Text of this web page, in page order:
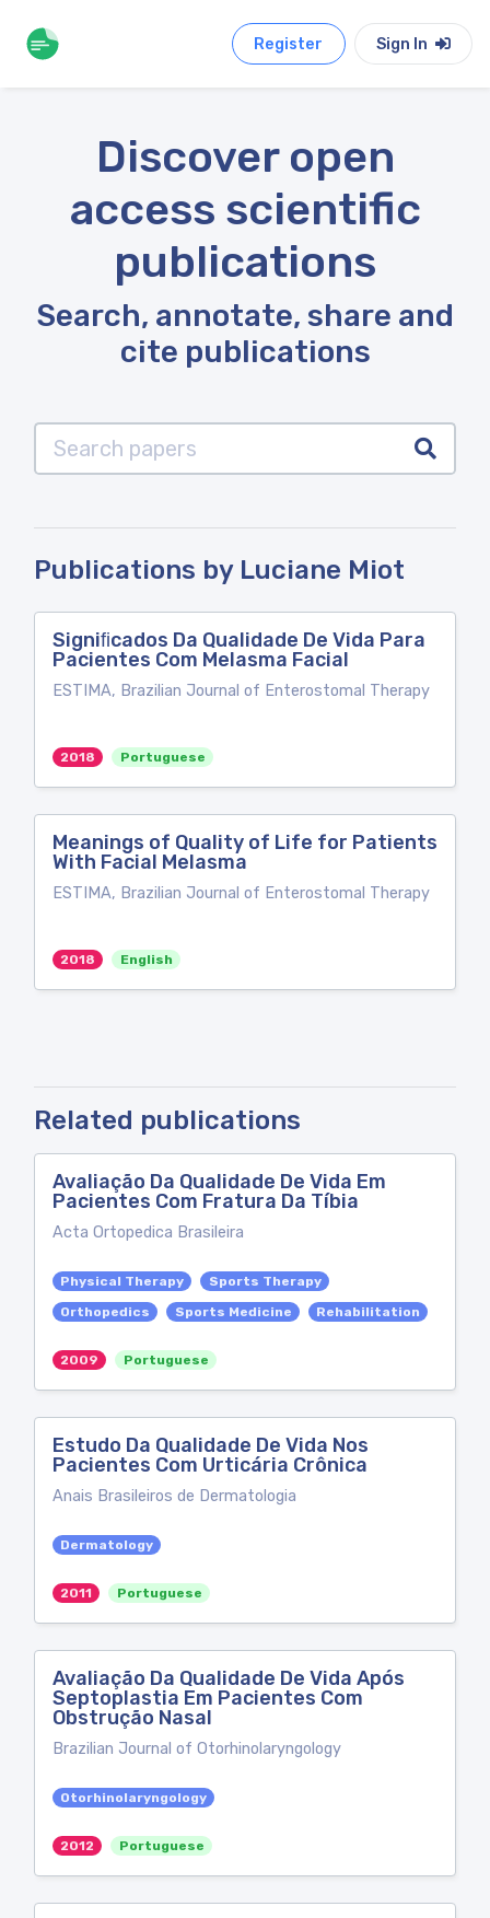
Register Sign In
Discover open
access scientific
publications
Search, annotate, share and
cite publications
Publications by Luciane Miot
Signiﬁcados Da Qualidade De Vida Para
Pacientes Com Melasma Facial
ESTIMA, Brazilian Journal of Enterostomal Therapy
2018 Portuguese
Meanings of Quality of Life for Patients
With Facial Melasma
ESTIMA, Brazilian Journal of Enterostomal Therapy
2018 English
Related publications
Avaliação Da Qualidade De Vida Em
Pacientes Com Fratura Da Tíbia
Acta Ortopedica Brasileira
Physical Therapy
Sports Therapy
Orthopedics
Sports Medicine Rehabilitation
2009 Portuguese
Estudo Da Qualidade De Vida Nos
Pacientes Com Urticária Crônica
Anais Brasileiros de Dermatologia
Dermatology
2011 Portuguese
Avaliação Da Qualidade De Vida Após
Septoplastia Em Pacientes Com
Obstrução Nasal
Brazilian Journal of Otorhinolaryngology
Otorhinolaryngology
2012 Portuguese